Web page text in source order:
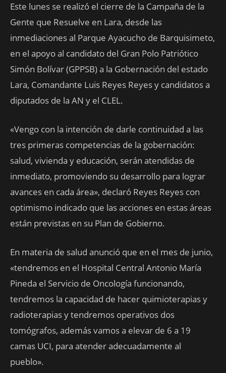
Este lunes se realizó el cierre de la Campaña de la
Gente que Resuelve en Lara, desde las
inmediaciones al Parque Ayacucho de Barquisimeto,
en el apoyo al candidato del Gran Polo Patriótico
Simón Bolívar (GPPSB) a la Gobernación del estado
Lara, Comandante Luis Reyes Reyes y candidatos a
diputados de la AN y el CLEL.
«Vengo con la intención de darle continuidad a las
tres primeras competencias de la gobernación:
salud, vivienda y educación, serán atendidas de
inmediato, promoviendo su desarrollo para lograr
avances en cada área», declaró Reyes Reyes con
optimismo indicado que las acciones en estas áreas
están previstas en su Plan de Gobierno.
En materia de salud anunció que en el mes de junio,
«tendremos en el Hospital Central Antonio María
Pineda el Servicio de Oncología funcionando,
tendremos la capacidad de hacer quimioterapias y
radioterapias y tendremos operativos dos
tomógrafos, además vamos a elevar de 6 a 19
camas UCI, para atender adecuadamente al
pueblo».